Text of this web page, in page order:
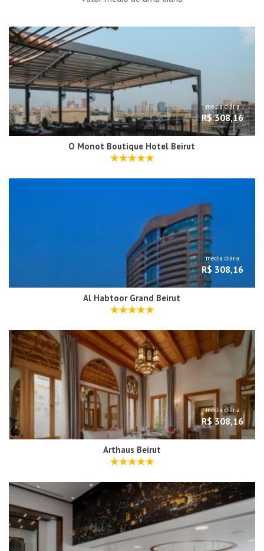
média diária
R$ 308,16
O Monot Boutique Hotel Beirut
média diária
R$ 308,16
Al Habtoor Grand Beirut
média diária
R$ 308,16
Arthaus Beirut